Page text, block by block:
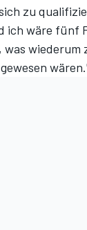
zu
ich wäre fünf
was wiederum